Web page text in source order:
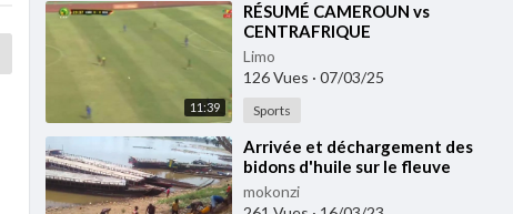
11:39
⁣RÉSUMÉ CAMEROUN vs
CENTRAFRIQUE
QUALIFICATIONS CHAN 2024
Match Retour 28 décembre
Limo
126 Vues · 07/03/25
Sports
⁣Arrivée et déchargement des
bidons d'huile sur le fleuve
Oubangui vers Kolongo SEGA ⁣
mokonzi